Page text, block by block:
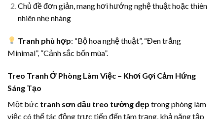
Chủ đề đơn giản, mang hơi hướng nghệ thuật hoặc thiên
nhiên nhẹ nhàng
Tranh phù hợp: “Bộ hoa nghệ thuật”, “Đen trắng
Minimal”, “Cảnh sắc bốn mùa”.
Treo Tranh Ở Phòng Làm Việc – Khơi Gợi Cảm Hứng
Sáng Tạo
Một bức tranh sơn dầu treo tường đẹp trong phòng làm
việc có thể tác động trực tiếp đến tâm trạng, khả năng tập